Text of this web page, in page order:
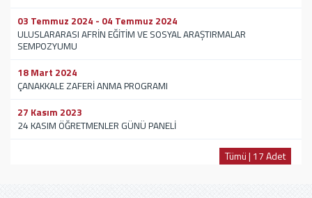
03 Temmuz 2024 - 04 Temmuz 2024
ULUSLARARASI AFRİN EĞİTİM VE SOSYAL ARAŞTIRMALAR
SEMPOZYUMU
18 Mart 2024
ÇANAKKALE ZAFERİ ANMA PROGRAMI
27 Kasım 2023
24 KASIM ÖĞRETMENLER GÜNÜ PANELİ
Tümü | 17 Adet